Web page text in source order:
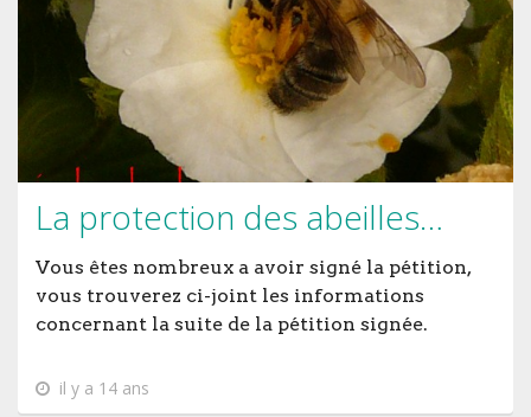
La protection des abeilles…
Vous êtes nombreux a avoir signé la pétition,
vous trouverez ci-joint les informations
concernant la suite de la pétition signée.
il y a 14 ans